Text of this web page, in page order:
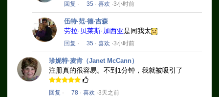
回复 · 35 · 喜欢 ·3小时前
伍特·范·德·吉森
劳拉·贝莱斯·加西亚是同我太
回复 · 35 · 喜欢 ·3小时前
珍妮特·麦肯（Janet McCann）
注册真的很容易。 不到1分钟，我就被吸引了
回复 · 78 · 喜欢 ·3天之前